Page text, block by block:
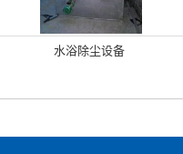
水浴除尘设备